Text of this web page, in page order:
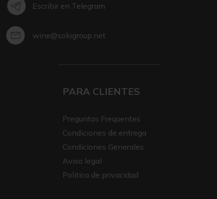
Escribir en Telegram
wine@sologroup.net
PARA CLIENTES
Preguntas Frequentes
Condiciones de entrega
Condiciones Generales
Aviso legal
Politica de privacidad